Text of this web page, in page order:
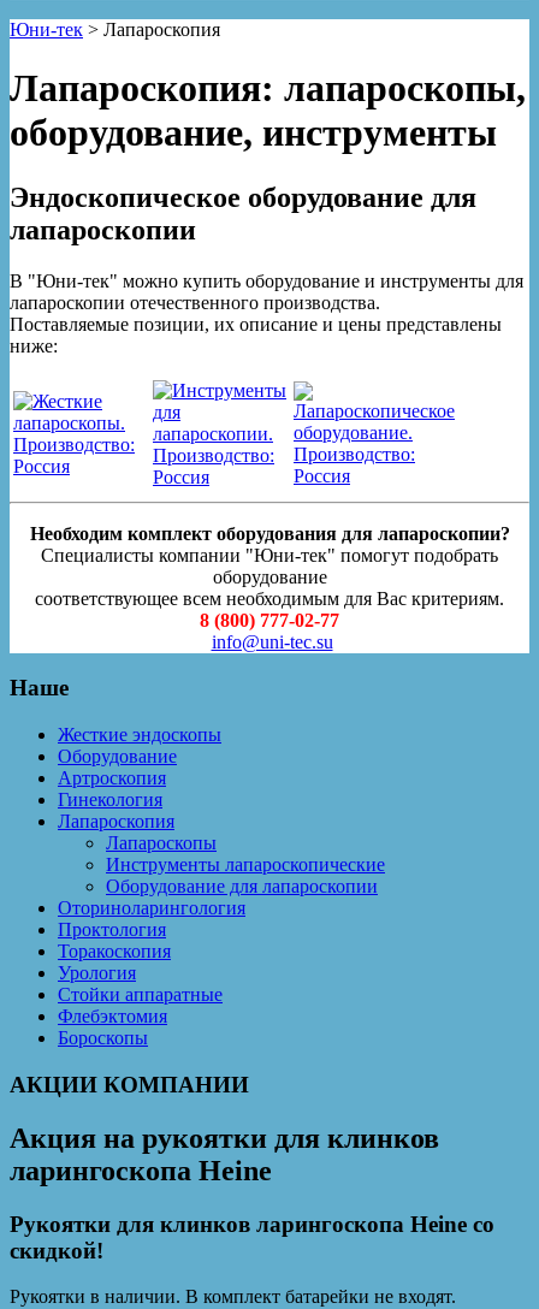
Юни-тек > Лапароскопия
Лапароскопия: лапароскопы,
оборудование, инструменты
Эндоскопическое оборудование для
лапароскопии
В "Юни-тек" можно купить оборудование и инструменты для
лапароскопии отечественного производства.
Поставляемые позиции, их описание и цены представлены
ниже:
Необходим комплект оборудования для лапароскопии?
Специалисты компании "Юни-тек" помогут подобрать
оборудование
соответствующее всем необходимым для Вас критериям.
8 (800) 777-02-77
info@uni-tec.su
Наше
Жесткие эндоскопы
Оборудование
Артроскопия
Гинекология
Лапароскопия
Лапароскопы
Инструменты лапароскопические
Оборудование для лапароскопии
Оториноларингология
Проктология
Торакоскопия
Урология
Стойки аппаратные
Флебэктомия
Бороскопы
АКЦИИ КОМПАНИИ
Акция на рукоятки для клинков
ларингоскопа Heine
Рукоятки для клинков ларингоскопа Heine со
скидкой!
Рукоятки в наличии. В комплект батарейки не входят.